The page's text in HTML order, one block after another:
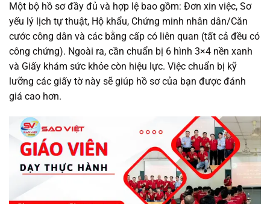
Một bộ hồ sơ đầy đủ và hợp lệ bao gồm: Đơn xin việc, Sơ
yếu lý lịch tự thuật, Hộ khẩu, Chứng minh nhân dân/Căn
cước công dân và các bằng cấp có liên quan (tất cả đều có
công chứng). Ngoài ra, cần chuẩn bị 6 hình 3×4 nền xanh
và Giấy khám sức khỏe còn hiệu lực. Việc chuẩn bị kỹ
lưỡng các giấy tờ này sẽ giúp hồ sơ của bạn được đánh
giá cao hơn.